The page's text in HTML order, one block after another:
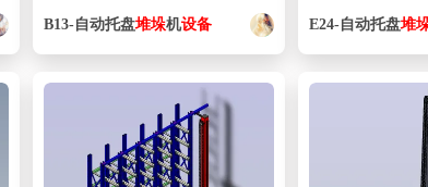
B13-自动托盘堆垛机设备 E24-自动托盘堆